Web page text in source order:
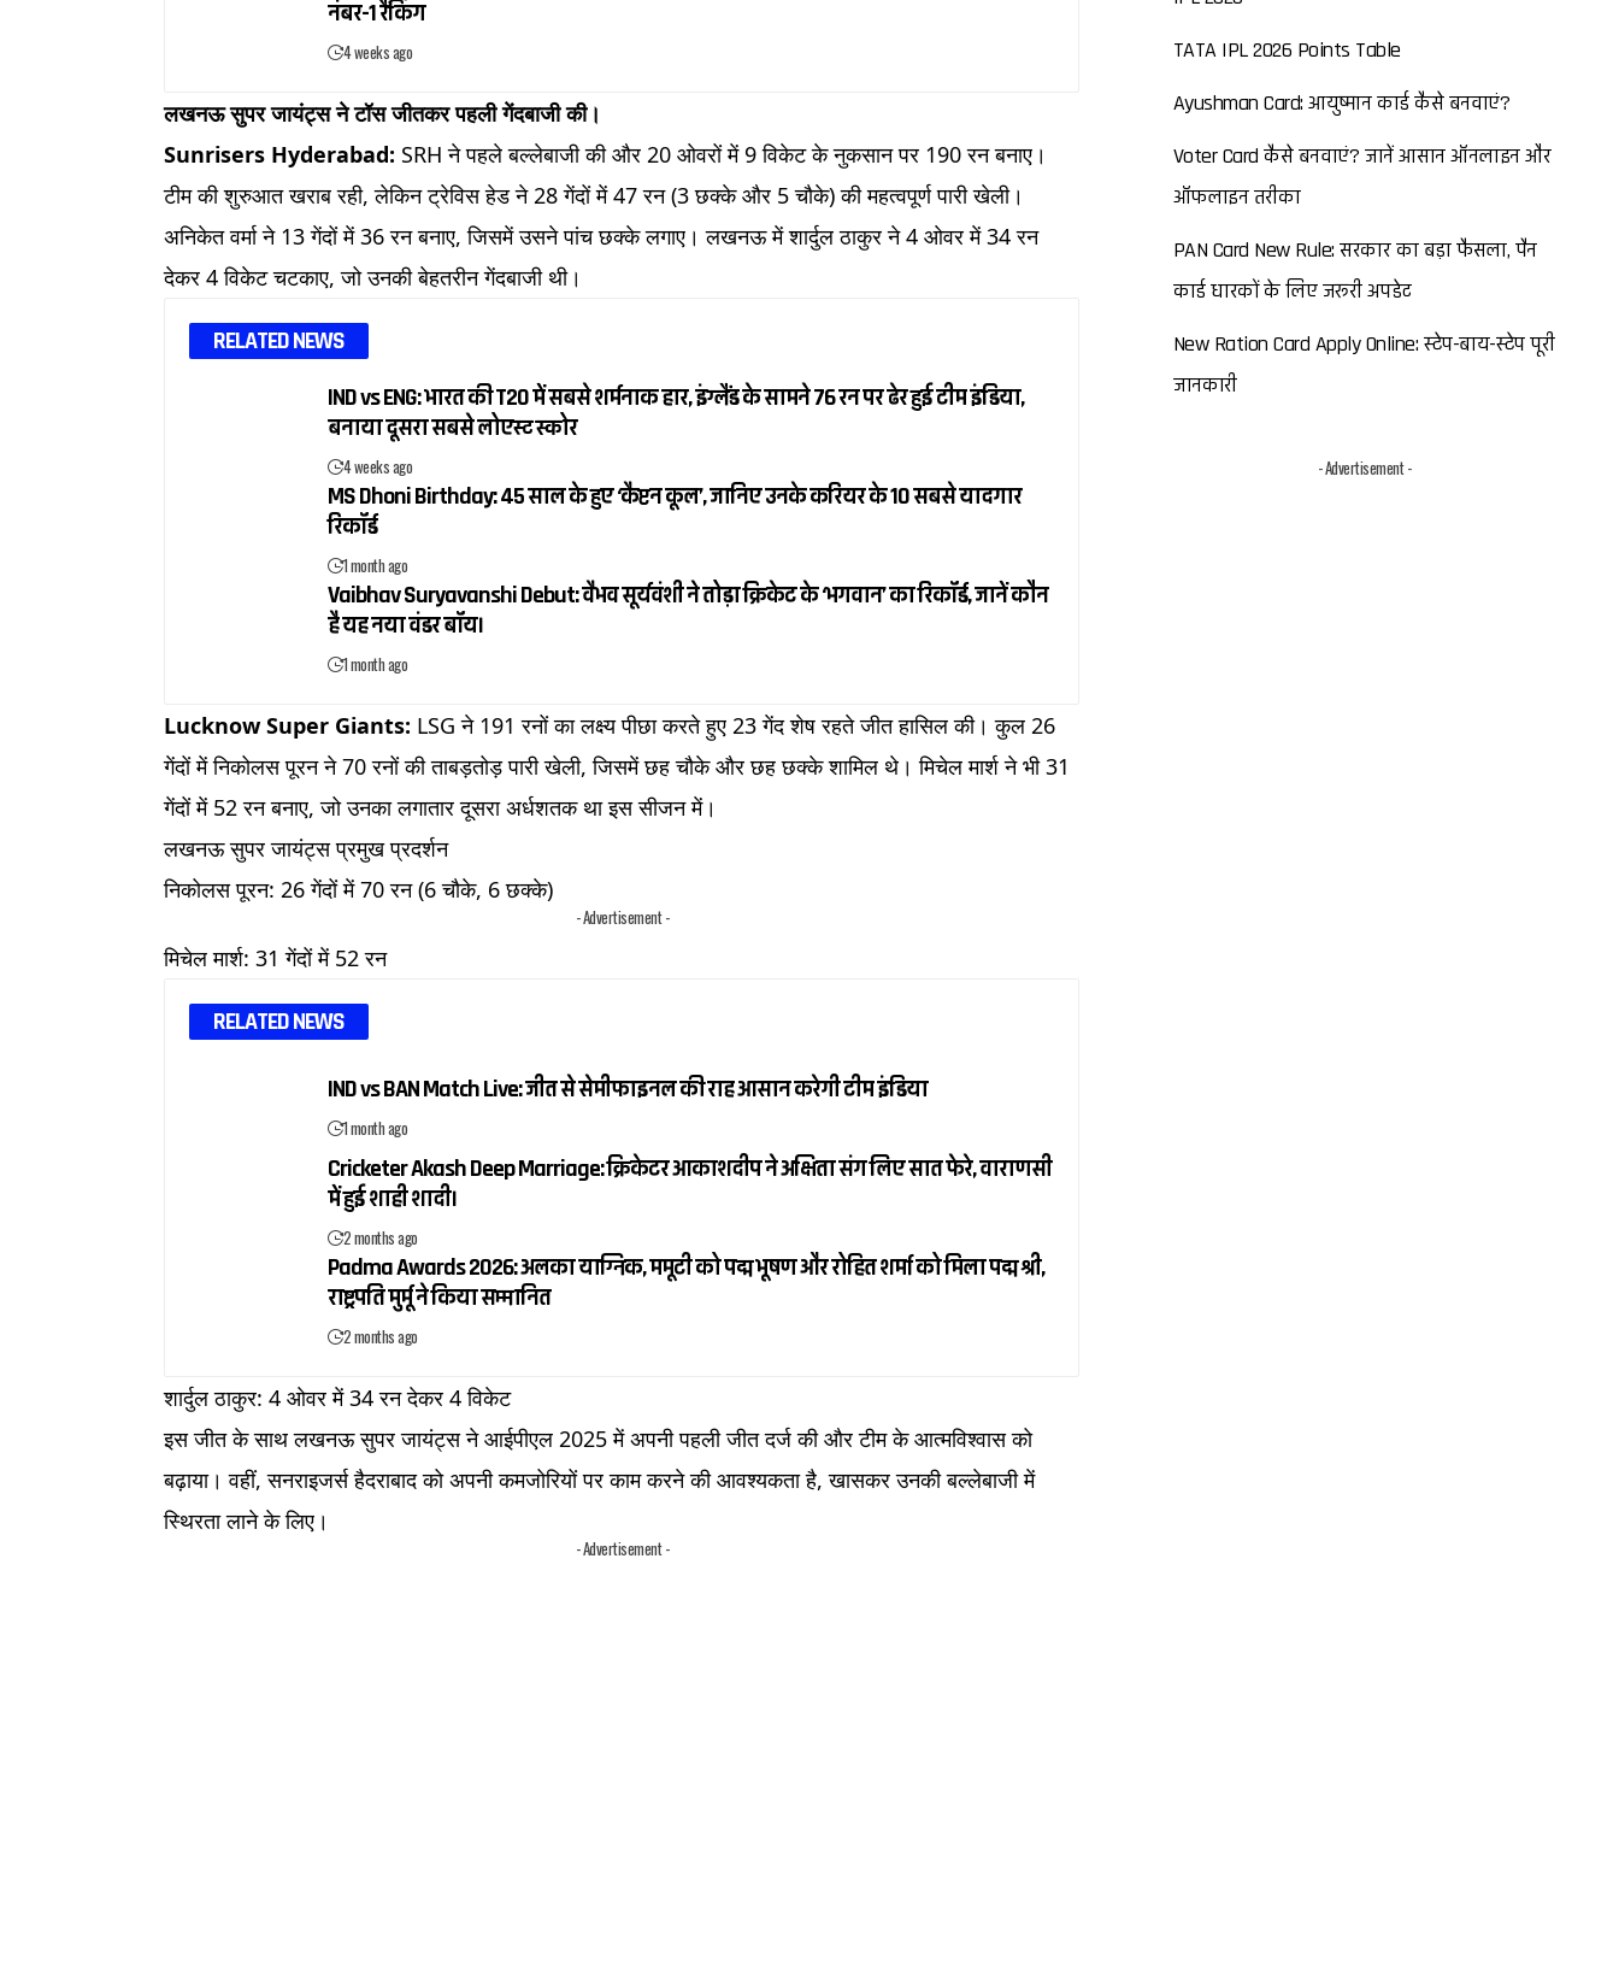
नंबर-1 रैंकिंग
4 weeks ago
लखनऊ सुपर जायंट्स ने टॉस जीतकर पहली गेंदबाजी की।
Sunrisers Hyderabad: SRH ने पहले बल्लेबाजी की और 20 ओवरों में 9 विकेट के नुकसान पर 190 रन बनाए।
टीम की शुरुआत खराब रही, लेकिन ट्रेविस हेड ने 28 गेंदों में 47 रन (3 छक्के और 5 चौके) की महत्वपूर्ण पारी खेली।
अनिकेत वर्मा ने 13 गेंदों में 36 रन बनाए, जिसमें उसने पांच छक्के लगाए। लखनऊ में शार्दुल ठाकुर ने 4 ओवर में 34 रन
देकर 4 विकेट चटकाए, जो उनकी बेहतरीन गेंदबाजी थी।
RELATED NEWS
IND vs ENG: भारत की T20 में सबसे शर्मनाक हार, इंग्लैंड के सामने 76 रन पर ढेर हुई टीम इंडिया,
बनाया दूसरा सबसे लोएस्ट स्कोर
4 weeks ago
MS Dhoni Birthday: 45 साल के हुए ‘कैप्टन कूल’, जानिए उनके करियर के 10 सबसे यादगार
रिकॉर्ड
1 month ago
Vaibhav Suryavanshi Debut: वैभव सूर्यवंशी ने तोड़ा क्रिकेट के ‘भगवान’ का रिकॉर्ड, जानें कौन
है यह नया वंडर बॉय।
1 month ago
Lucknow Super Giants: LSG ने 191 रनों का लक्ष्य पीछा करते हुए 23 गेंद शेष रहते जीत हासिल की। कुल 26
गेंदों में निकोलस पूरन ने 70 रनों की ताबड़तोड़ पारी खेली, जिसमें छह चौके और छह छक्के शामिल थे। मिचेल मार्श ने भी 31
गेंदों में 52 रन बनाए, जो उनका लगातार दूसरा अर्धशतक था इस सीजन में।
लखनऊ सुपर जायंट्स प्रमुख प्रदर्शन
निकोलस पूरन: 26 गेंदों में 70 रन (6 चौके, 6 छक्के)​
- Advertisement -
मिचेल मार्श: 31 गेंदों में 52 रन​
RELATED NEWS
IND vs BAN Match Live: जीत से सेमीफाइनल की राह आसान करेगी टीम इंडिया
1 month ago
Cricketer Akash Deep Marriage: क्रिकेटर आकाशदीप ने अक्षिता संग लिए सात फेरे, वाराणसी
में हुई शाही शादी।
2 months ago
Padma Awards 2026: अलका याग्निक, ममूटी को पद्म भूषण और रोहित शर्मा को मिला पद्म श्री,
राष्ट्रपति मुर्मू ने किया सम्मानित
2 months ago
शार्दुल ठाकुर: 4 ओवर में 34 रन देकर 4 विकेट​
इस जीत के साथ लखनऊ सुपर जायंट्स ने आईपीएल 2025 में अपनी पहली जीत दर्ज की और टीम के आत्मविश्वास को
बढ़ाया। वहीं, सनराइजर्स हैदराबाद को अपनी कमजोरियों पर काम करने की आवश्यकता है, खासकर उनकी बल्लेबाजी में
स्थिरता लाने के लिए।
- Advertisement -
TATA IPL 2026 Points Table
Ayushman Card: आयुष्मान कार्ड कैसे बनवाएं?
Voter Card कैसे बनवाएं? जानें आसान ऑनलाइन और
ऑफलाइन तरीका
PAN Card New Rule: सरकार का बड़ा फैसला, पैन
कार्ड धारकों के लिए जरूरी अपडेट
New Ration Card Apply Online: स्टेप-बाय-स्टेप पूरी
जानकारी
- Advertisement -